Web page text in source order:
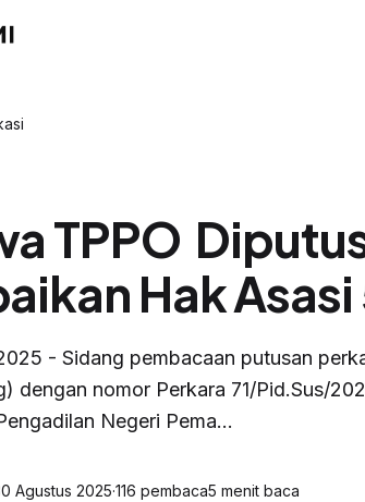
TPPO
Hak
- Sidang pembacaan putusan
dengan nomor Perkara 71/Pid.Sus/
Negeri Pema...
Agustus 2025·116 pembaca5 menit baca